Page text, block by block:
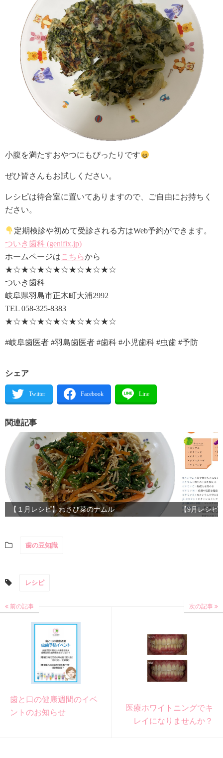
小腹を満たすおやつにもぴったりです
ぜひ皆さんもお試しください。
レシピは待合室に置いてありますので、ご自由にお持ちく
ださい。
定期検診や初めて受診される方はWeb予約ができます。
ついき歯科 (genifix.jp)
ホームページはこちらから
★☆★☆★☆★☆★☆★☆★☆
ついき歯科
岐阜県羽島市正木町大浦2992
TEL 058-325-8383
★☆★☆★☆★☆★☆★☆★☆
#岐阜歯医者 #羽島歯医者 #歯科 #小児歯科 #虫歯 #予防
シェア
関連記事
【１月レシピ】わさび菜のナムル 【9月レシピ
歯の豆知識
レシピ
前の記事
歯と口の健康週間のイベ
ントのお知らせ
次の記事
医療ホワイトニングでキ
レイになりませんか？